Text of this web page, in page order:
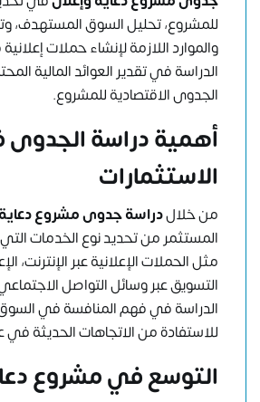
للمشروع، تحليل السوق المستهدف،
والموارد اللازمة لإنشاء حملات
الدراسة في تقدير العوائد المالية
الجدوى الاقتصادية للمشروع.
أهمية دراسة
الاستثمارات
من خلالدراسة جدوى مشروع دعاية
المستثمر من تحديد نوع الخدمات
مثل الحملات الإعلانية عبر الإنترنت،
التسويق عبر وسائل التواصل
الدراسة في فهم المنافسة في
للاستفادة من الاتجاهات الحديثة في
التوسع فيمشروع